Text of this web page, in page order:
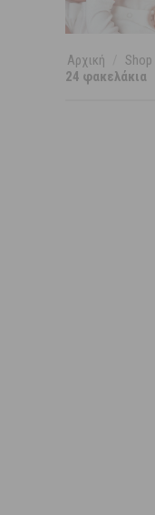
Αρχική
24 φακελάκια